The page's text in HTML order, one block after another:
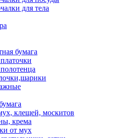
для тела
бумага
клещей, москитов
крема
от мух